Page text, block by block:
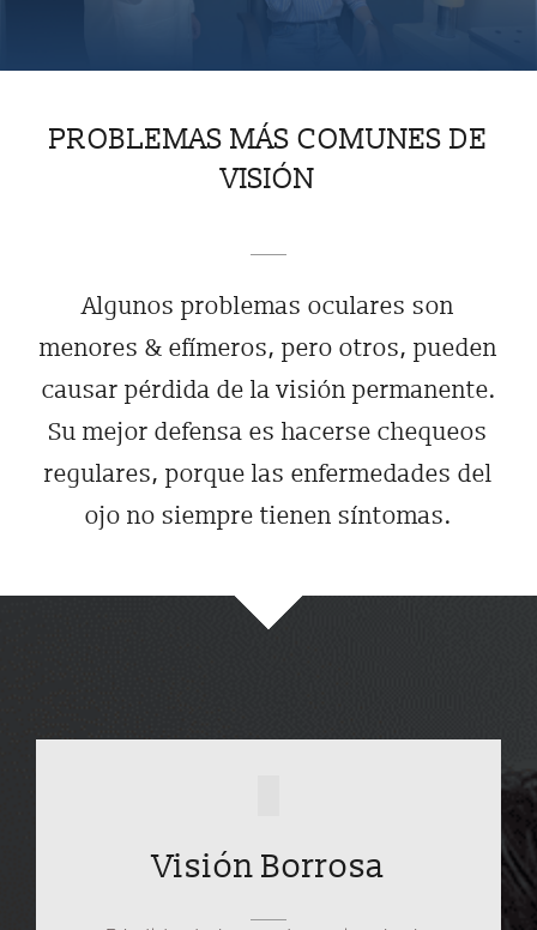
PROBLEMAS MÁS COMUNES DE
VISIÓN
Algunos problemas oculares son
menores & efímeros, pero otros, pueden
causar pérdida de la visión permanente.
Su mejor defensa es hacerse chequeos
regulares, porque las enfermedades del
ojo no siempre tienen síntomas.
Visión Borrosa